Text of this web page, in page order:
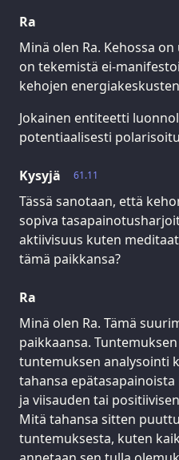
Ra
Minä olen Ra. Kehossa
on tekemistä ei-
kehojen
Jokainen entiteetti
potentiaalisesti
61.11
Kysyjä
Tässä sanotaan, että
sopiva
aktiivisuus kuten
tämä paikkansa?
Ra
Minä olen Ra. Tämä
paikkaansa.
tuntemuksen analysointi
tahansa
ja viisauden tai
Mitä tahansa sitten
tuntemuksesta, kuten